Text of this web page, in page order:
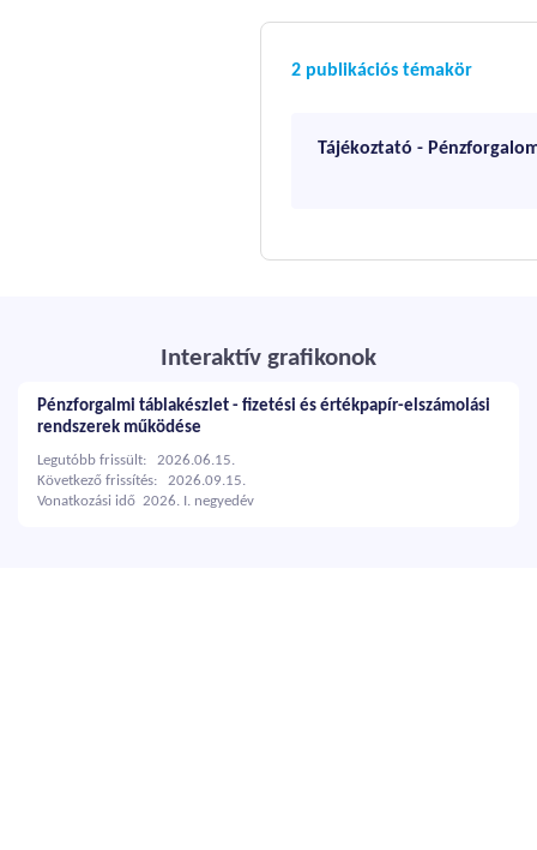
2 publikációs témakör
Tájékoztató -
Interaktív grafikonok
Pénzforgalmi táblakészlet - fizetési és értékpapír-elszámolási
rendszerek működése
Legutóbb frissült: 2026.06.15.
Következő frissítés: 2026.09.15.
Vonatkozási idő 2026. I. negyedév